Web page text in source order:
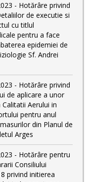
- Hotărâre privind
de executie si
cu titlul
pentru a face
epidemiei de
Sf. Andrei
- Hotărâre privind
de aplicare a unor
Aerului in
pentru anul
din Planul de
Arges
- Hotărâre pentru
Consiliului
privind initierea